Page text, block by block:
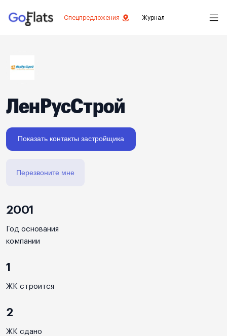
Спецпредложения Журнал
ЛенРусСтрой
Показать контакты застройщика
Перезвоните мне
2001
Год основания
компании
1
ЖК строится
2
ЖК сдано